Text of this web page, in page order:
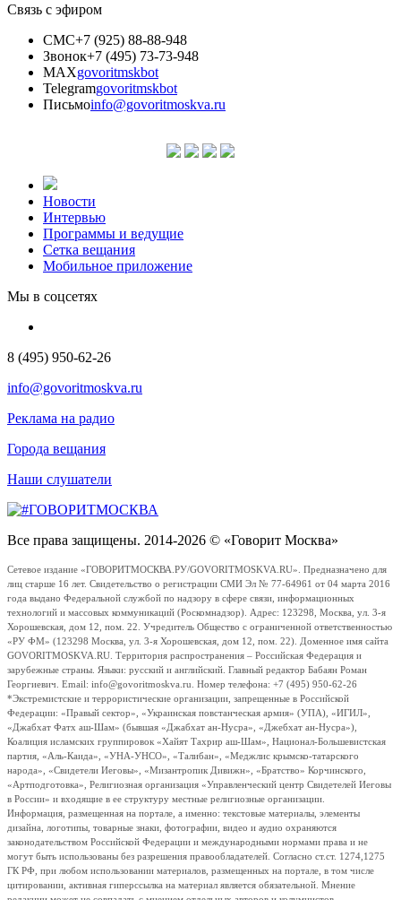
Связь с эфиром
СМС+7 (925) 88-88-948
Звонок+7 (495) 73-73-948
MAXgovoritmskbot
Telegramgovoritmskbot
Письмоinfo@govoritmoskva.ru
Новости
Интервью
Программы и ведущие
Сетка вещания
Мобильное приложение
Мы в соцсетях
8 (495) 950-62-26
info@govoritmoskva.ru
Реклама на радио
Города вещания
Наши слушатели
Все права защищены. 2014-2026 © «Говорит Москва»
Сетевое издание «ГОВОРИТМОСКВА.РУ/GOVORITMOSKVA.RU». Предназначено для
лиц старше 16 лет. Свидетельство о регистрации СМИ Эл № 77-64961 от 04 марта 2016
года выдано Федеральной службой по надзору в сфере связи, информационных
технологий и массовых коммуникаций (Роскомнадзор). Адрес: 123298, Москва, ул. 3-я
Хорошевская, дом 12, пом. 22. Учредитель Общество с ограниченной ответственностью
«РУ ФМ» (123298 Москва, ул. 3-я Хорошевская, дом 12, пом. 22). Доменное имя сайта
GOVORITMOSKVA.RU. Территория распространения – Российская Федерация и
зарубежные страны. Языки: русский и английский. Главный редактор Бабаян Роман
Георгиевич. Email: info@govoritmoskva.ru. Номер телефона: +7 (495) 950-62-26
*Экстремистские и террористические организации, запрещенные в Российской
Федерации: «Правый сектор», «Украинская повстанческая армия» (УПА), «ИГИЛ»,
«Джабхат Фатх аш-Шам» (бывшая «Джабхат ан-Нусра», «Джебхат ан-Нусра»),
Коалиция исламских группировок «Хайят Тахрир аш-Шам», Национал-Большевистская
партия, «Аль-Каида», «УНА-УНСО», «Талибан», «Меджлис крымско-татарского
народа», «Свидетели Иеговы», «Мизантропик Дивижн», «Братство» Корчинского,
«Артподготовка», Религиозная организация «Управленческий центр Свидетелей Иеговы
в России» и входящие в ее структуру местные религиозные организации.
Информация, размещенная на портале, а именно: текстовые материалы, элементы
дизайна, логотипы, товарные знаки, фотографии, видео и аудио охраняются
законодательством Российской Федерации и международными нормами права и не
могут быть использованы без разрешения правообладателей. Согласно ст.ст. 1274,1275
ГК РФ, при любом использовании материалов, размещенных на портале, в том числе
цитировании, активная гиперссылка на материал является обязательной. Мнение